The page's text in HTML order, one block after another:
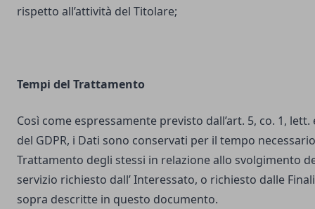
rispetto all’attività del Titolare;
Tempi del Trattamento
Così come espressamente previsto dall’art. 5, co. 1, lett.
del GDPR, i Dati sono conservati per il tempo
Trattamento degli stessi in relazione allo svolgimento
servizio richiesto dall’ Interessato, o richiesto dalle
sopra descritte in questo documento.